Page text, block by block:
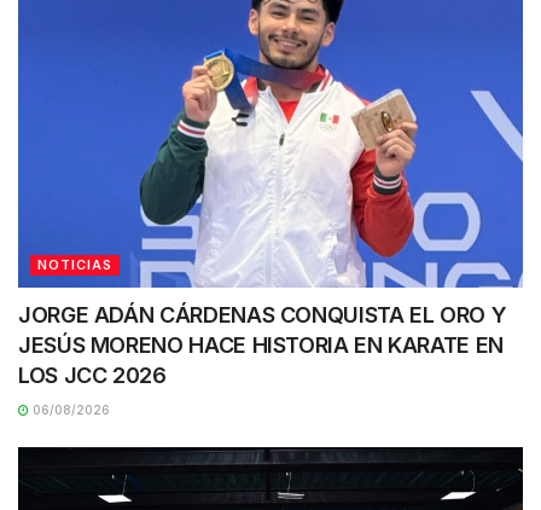
NOTICIAS
JORGE ADÁN CÁRDENAS CONQUISTA EL ORO Y
JESÚS MORENO HACE HISTORIA EN KARATE EN
LOS JCC 2026
06/08/2026